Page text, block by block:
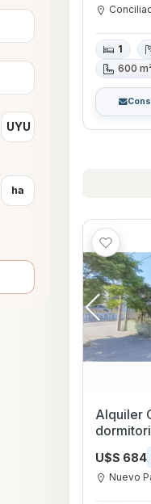
UYU
ha
1
600
Alquiler
U$S 684
Nuevo